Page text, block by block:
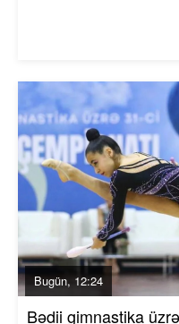
Bugün, 12:24
Bədii gimnastika